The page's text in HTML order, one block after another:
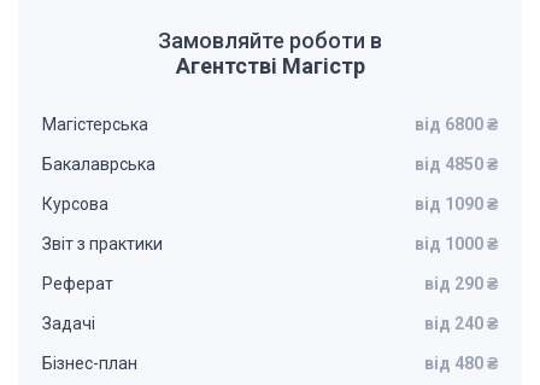
Замовляйте роботи в
Агентстві Магістр
Магістерська від 6800 ₴
Бакалаврська від 4850 ₴
Курсова від 1090 ₴
Звіт з практики від 1000 ₴
Реферат від 290 ₴
Задачі від 240 ₴
Бізнес-план від 480 ₴